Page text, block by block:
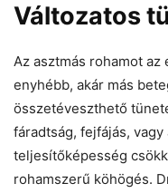
Változatos
Az asztmás rohamot
enyhébb, akár más
összetéveszthető
fáradtság, fejfájás,
teljesítőképesség
rohamszerű köhögés.